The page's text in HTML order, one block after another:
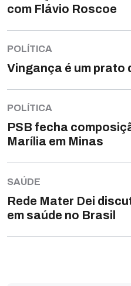
com Flávio Roscoe
POLÍTICA
Vingança é um prato
POLÍTICA
PSB fecha
Marília em Minas
SAÚDE
Rede Mater Dei
em saúde no Brasil